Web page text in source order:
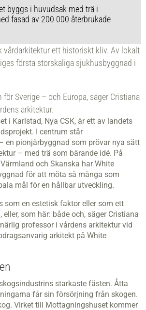
byggs i huvudsak med trä i
fasad av 200 000 återbrukade
vårdarkitektur ett historiskt kliv. Av lokalt
första storskaliga sjukhusbyggnad i
Sverige – och Europa, säger Cristiana
arkitektur.
i Karlstad, Nya CSK, är ett av landets
I centrum står
en pionjärbyggnad som prövar nya sätt
– med trä som bärande idé. På
och Skanska har White
för att möta så många som
mål för en hållbar utveckling.
som en estetisk faktor eller som ett
som här: både och, säger Cristiana
professor i vårdens arkitektur vid
arkitekt på White
starkaste fästen. Åtta
får sin försörjning från skogen.
Virket till Mottagningshuset kommer